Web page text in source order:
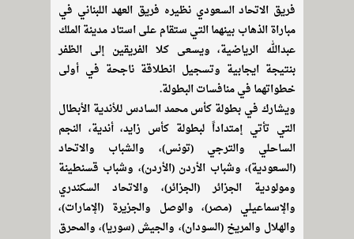
فريق الاتحاد السعودي نظيره فريق العهد اللبناني في
مباراة الذهاب بينهما التي ستقام على استاد مدينة الملك
عبدالله الرياضية، ويسعى كلا الفريقين إلى الظفر
بنتيجة ايجابية وتسجيل انطلاقة ناجحة في أولى
خطواتهما في منافسات البطولة.
ويشارك في بطولة كأس محمد السادس للأندية الأبطال
التي تأتي إمتداداً لبطولة كأس زايد، أندية، النجم
الساحلي والترجي (تونس)، والشباب والاتحاد
(السعودية)، وشباب الأردن (الأردن)، وشباب قسنطينة
ومولودية الجزائر (الجزائر)، والاتحاد السكندري
والإسماعيلي (مصر)، والوصل والجزيرة (الإمارات)،
والهلال والمريخ (السودان)، والجيش (سوريا)، والمحرق